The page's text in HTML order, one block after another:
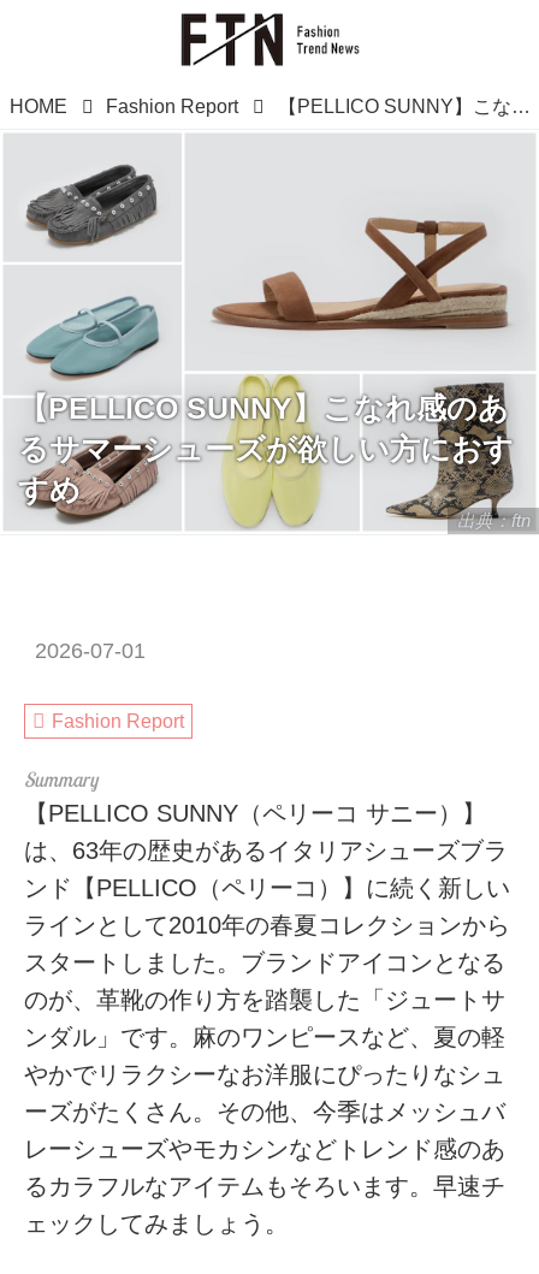
HOME Fashion Report 【PELLICO SUNNY】こなれ感のあるサマーシューズが欲しい方におすすめ
出典：ftn
【PELLICO SUNNY】こなれ感のあ
るサマーシューズが欲しい方におす
すめ
2026-07-01
Fashion Report
【PELLICO SUNNY（ペリーコ サニー）】
は、63年の歴史があるイタリアシューズブラ
ンド【PELLICO（ペリーコ）】に続く新しい
ラインとして2010年の春夏コレクションから
スタートしました。ブランドアイコンとなる
のが、革靴の作り方を踏襲した「ジュートサ
ンダル」です。麻のワンピースなど、夏の軽
やかでリラクシーなお洋服にぴったりなシュ
ーズがたくさん。その他、今季はメッシュバ
レーシューズやモカシンなどトレンド感のあ
るカラフルなアイテムもそろいます。早速チ
ェックしてみましょう。